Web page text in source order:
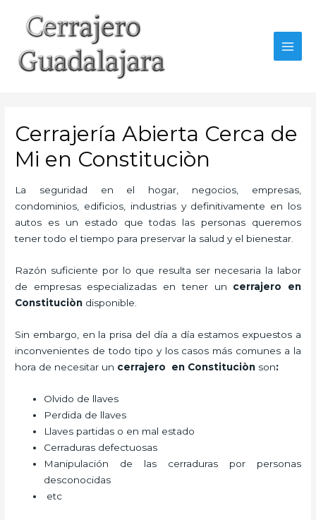
contenido
Cerrajería Abierta Cerca de
Mi en Constituciòn
La seguridad en el hogar, negocios, empresas,
condominios, edificios, industrias y definitivamente en los
autos es un estado que todas las personas queremos
tener todo el tiempo para preservar la salud y el bienestar.
Razón suficiente por lo que resulta ser necesaria la labor
de empresas especializadas en tener un cerrajero en
Constituciòn disponible.
Sin embargo, en la prisa del día a día estamos expuestos a
inconvenientes de todo tipo y los casos más comunes a la
hora de necesitar un cerrajero en Constituciòn son:
Olvido de llaves
Perdida de llaves
Llaves partidas o en mal estado
Cerraduras defectuosas
Manipulación de las cerraduras por personas
desconocidas
etc